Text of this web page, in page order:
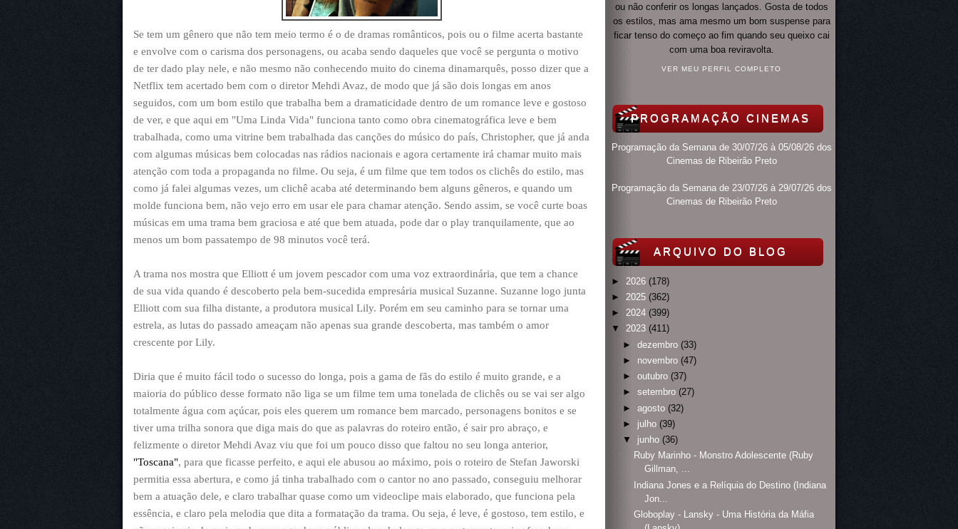
Se tem um gênero que não tem meio termo é o de dramas românticos, pois ou o filme acerta bastante
e envolve com o carisma dos personagens, ou acaba sendo daqueles que você se pergunta o motivo
de ter dado play nele, e não mesmo não conhecendo muito do cinema dinamarquês, posso dizer que a
Netflix tem acertado bem com o diretor Mehdi Avaz, de modo que já são dois longas em anos
seguidos, com um bom estilo que trabalha bem a dramaticidade dentro de um romance leve e gostoso
de ver, e que aqui em "Uma Linda Vida" funciona tanto como obra cinematográfica leve e bem
trabalhada, como uma vitrine bem trabalhada das canções do músico do país, Christopher, que já anda
com algumas músicas bem colocadas nas rádios nacionais e agora certamente irá chamar muito mais
atenção com toda a propaganda no filme. Ou seja, é um filme que tem todos os clichês do estilo, mas
como já falei algumas vezes, um clichê acaba até determinando bem alguns gêneros, e quando um
molde funciona bem, não vejo erro em usar ele para chamar atenção. Sendo assim, se você curte boas
músicas em uma trama bem graciosa e até que bem atuada, pode dar o play tranquilamente, que ao
menos um bom passatempo de 98 minutos você terá.
A trama nos mostra que Elliott é um jovem pescador com uma voz extraordinária, que tem a chance
de sua vida quando é descoberto pela bem-sucedida empresária musical Suzanne. Suzanne logo junta
Elliott com sua filha distante, a produtora musical Lily. Porém em seu caminho para se tornar uma
estrela, as lutas do passado ameaçam não apenas sua grande descoberta, mas também o amor
crescente por Lily.
Diria que é muito fácil todo o sucesso do longa, pois a gama de fãs do estilo é muito grande, e a
maioria do público desse formato não liga se um filme tem uma tonelada de clichês ou se vai ser algo
totalmente água com açúcar, pois eles querem um romance bem marcado, personagens bonitos e se
tiver uma trilha sonora que diga mais do que as palavras do roteiro então, é sair pro abraço, e
felizmente o diretor Mehdi Avaz viu que foi um pouco disso que faltou no seu longa anterior,
"Toscana", para que ficasse perfeito, e aqui ele abusou ao máximo, pois o roteiro de Stefan Jaworski
permitia essa abertura, e como já tinha trabalhado com o cantor no ano passado, conseguiu melhorar
bem a atuação dele, e claro trabalhar quase como um videoclipe mais elaborado, que funciona pela
essência, e claro pela melodia que dita a formatação da trama. Ou seja, é leve, é gostoso, tem estilo, e
ou não conferir os longas lançados. Gosta de todos
os estilos, mas ama mesmo um bom suspense para
ficar tenso do começo ao fim quando seu queixo cai
com uma boa reviravolta.
VER MEU PERFIL COMPLETO
PROGRAMAÇÃO CINEMAS
Programação da Semana de 30/07/26 à 05/08/26 dos
Cinemas de Ribeirão Preto
Programação da Semana de 23/07/26 à 29/07/26 dos
Cinemas de Ribeirão Preto
ARQUIVO DO BLOG
► 2026 (178)
► 2025 (362)
► 2024 (399)
▼
2023 (411)
► dezembro (33)
► novembro (47)
► outubro (37)
► setembro (27)
► agosto (32)
► julho (39)
▼
junho (36)
Ruby Marinho - Monstro Adolescente (Ruby
Gillman, ...
Indiana Jones e a Relíquia do Destino (Indiana
Jon...
Globoplay - Lansky - Uma História da Máfia